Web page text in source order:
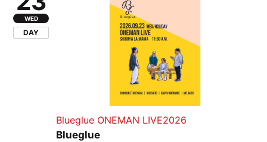
WED
DAY
Blueglue ONEMAN LIVE2026
Blueglue